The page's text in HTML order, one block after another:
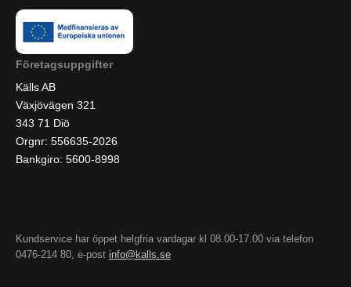
Företagsuppgifter
Källs AB
Växjövägen 321
343 71 Diö
Orgnr: 556635-2026
Bankgiro: 5600-8998
Kundservice har öppet helgfria vardagar kl 08.00-17.00 via telefon
0476-214 80, e-post info@kalls.se